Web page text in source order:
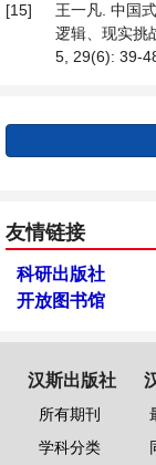
[15]
王一凡. 中国
逻辑、现实挑
5, 29(6): 39-
友情链接
科研出版社
开放图书馆
汉斯出版社
所有期刊
学科分类